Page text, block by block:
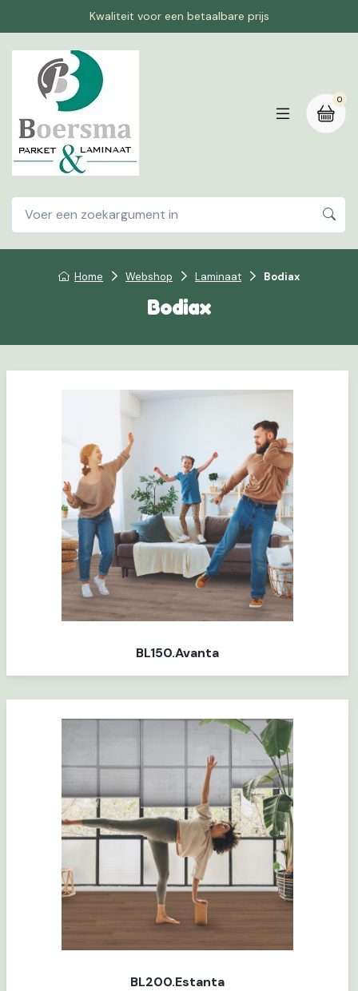
Kwaliteit voor een betaalbare prijs
0
Home Webshop Laminaat Bodiax
Bodiax
BL150.Avanta
BL200.Estanta